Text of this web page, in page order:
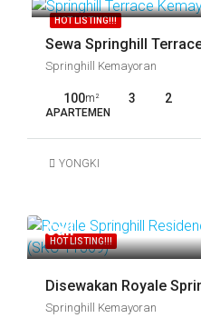
HOT LISTING!!!
Springhill Kemayoran
100m² 3 2
APARTEMEN
YONGKI
HOT LISTING!!!
Call
Springhill Kemayoran